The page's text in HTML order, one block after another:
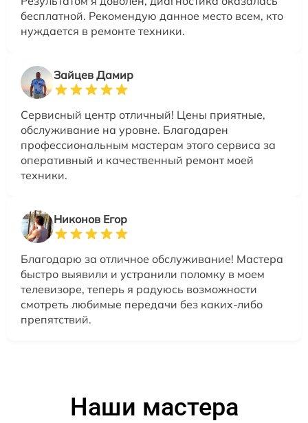
бесплатной. Рекомендую данное место всем, кто
нуждается в ремонте техники.
Зайцев Дамир
Сервисный центр отличный! Цены приятные,
обслуживание на уровне. Благодарен
профессиональным мастерам этого сервиса за
оперативный и качественный ремонт моей
техники.
Никонов Егор
Благодарю за отличное обслуживание! Мастера
быстро выявили и устранили поломку в моем
телевизоре, теперь я радуюсь возможности
смотреть любимые передачи без каких-либо
препятствий.
Наши мастера